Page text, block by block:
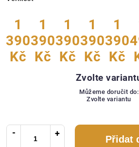
1
390
Kč
1
390
Kč
1
390
Kč
1
390
Kč
1
390
Kč
Zvolte
Můžeme doručit do:
Zvolte variantu
Přidat